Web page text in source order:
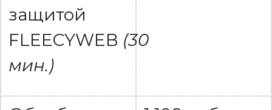
защитой
FLEECYWEB (30
мин.)